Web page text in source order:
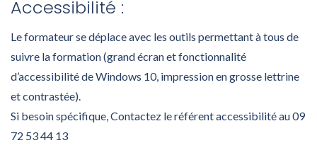
Accessibilité :
Le formateur se déplace avec les outils permettant à tous de
suivre la formation (grand écran et fonctionnalité
d’accessibilité de Windows 10, impression en grosse lettrine
et contrastée).
Si besoin spécifique, Contactez le référent accessibilité au 09
72 53 44 13